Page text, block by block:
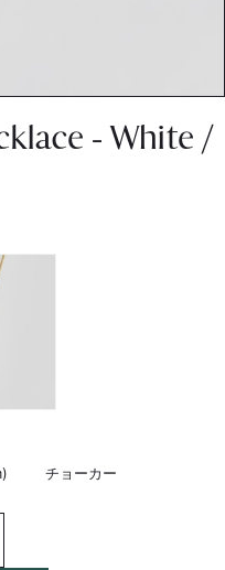
- White /
チョーカー